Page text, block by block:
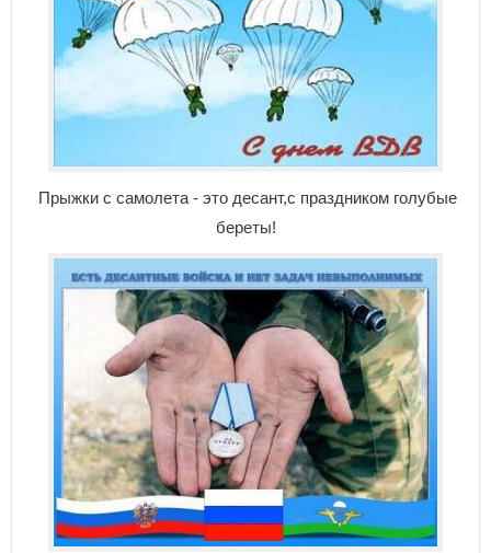
Прыжки с самолета - это десант,с праздником голубые
береты!